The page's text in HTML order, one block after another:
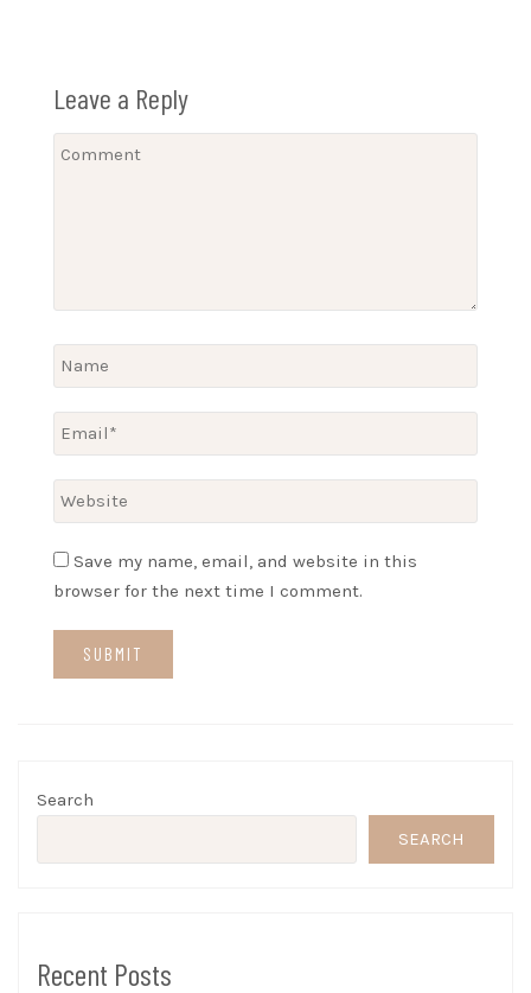
Leave a Reply
Save my name, email, and website in this
browser for the next time I comment.
Search
SEARCH
Recent Posts